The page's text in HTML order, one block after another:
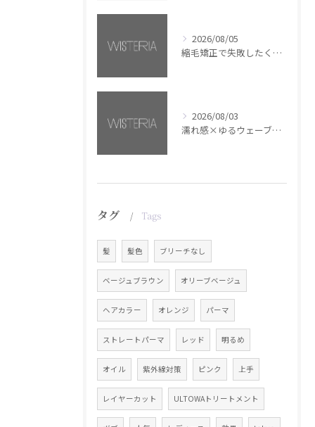
2026/08/05
縮毛矯正で失敗したくない方へ【銀座・美容室WISTERIA】
2026/08/03
濡れ感×ゆるウェーブミディアム【銀座・美容室WISTERIA】
タグ Tags
髪 髪色 ブリーチなし
ベージュブラウン オリーブベージュ
ヘアカラー オレンジ パーマ
ストレートパーマ レッド 明るめ
オイル 紫外線対策 ピンク 上手
レイヤーカット ULTOWAトリートメント